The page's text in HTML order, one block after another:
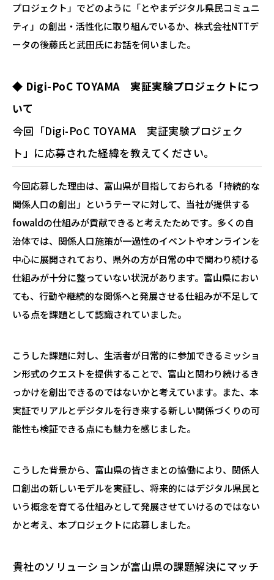
プロジェクト」でどのように「とやまデジタル県民コミュニ
ティ」の創出・活性化に取り組んでいるか、株式会社NTTデ
ータの後藤氏と武田氏にお話を伺いました。
◆ Digi-PoC TOYAMA 実証実験プロジェクトにつ
いて
―――今回「Digi-PoC TOYAMA 実証実験プロジェク
ト」に応募された経緯を教えてください。
今回応募した理由は、富山県が目指しておられる「持続的な
関係人口の創出」というテーマに対して、当社が提供する
fowaldの仕組みが貢献できると考えたためです。多くの自
治体では、関係人口施策が一過性のイベントやオンラインを
中心に展開されており、県外の方が日常の中で関わり続ける
仕組みが十分に整っていない状況があります。富山県におい
ても、行動や継続的な関係へと発展させる仕組みが不足して
いる点を課題として認識されていました。
こうした課題に対し、生活者が日常的に参加できるミッショ
ン形式のクエストを提供することで、富山と関わり続けるき
っかけを創出できるのではないかと考えています。また、本
実証でリアルとデジタルを行き来する新しい関係づくりの可
能性も検証できる点にも魅力を感じました。
こうした背景から、富山県の皆さまとの協働により、関係人
口創出の新しいモデルを実証し、将来的にはデジタル県民と
いう概念を育てる仕組みとして発展させていけるのではない
かと考え、本プロジェクトに応募しました。
―――貴社のソリューションが富山県の課題解決にマッチ